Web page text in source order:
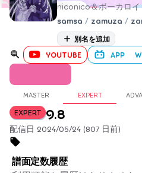
niconico＆ボーカロイ
samsa / zamuza /
別名を追加
YOUTUBE APP
MASTER EXPERT
EXPERT 9.8
配信日 2024/05/24 (807 日前)
譜面定数履歴